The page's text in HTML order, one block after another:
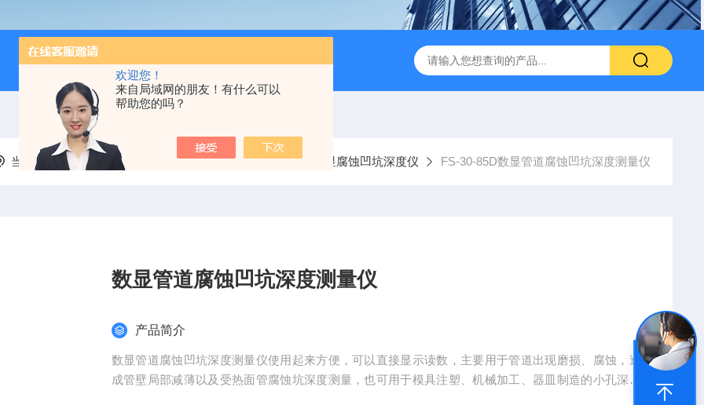
欢迎您！
来自局域网的朋友！有什么可以
帮助您的吗？
当前位置： 首页 产品中心 实验室检测分析仪器 数显腐蚀凹坑深度仪 FS-30-85D数显管道腐蚀凹坑深度测量仪
数显管道腐蚀凹坑深度测量仪
产品简介
数显管道腐蚀凹坑深度测量仪使用起来方便，可以直接显示读数，主要用于管道出现磨损、腐蚀，造
成管壁局部减薄以及受热面管腐蚀坑深度测量，也可用于模具注塑、机械加工、器皿制造的小孔深度